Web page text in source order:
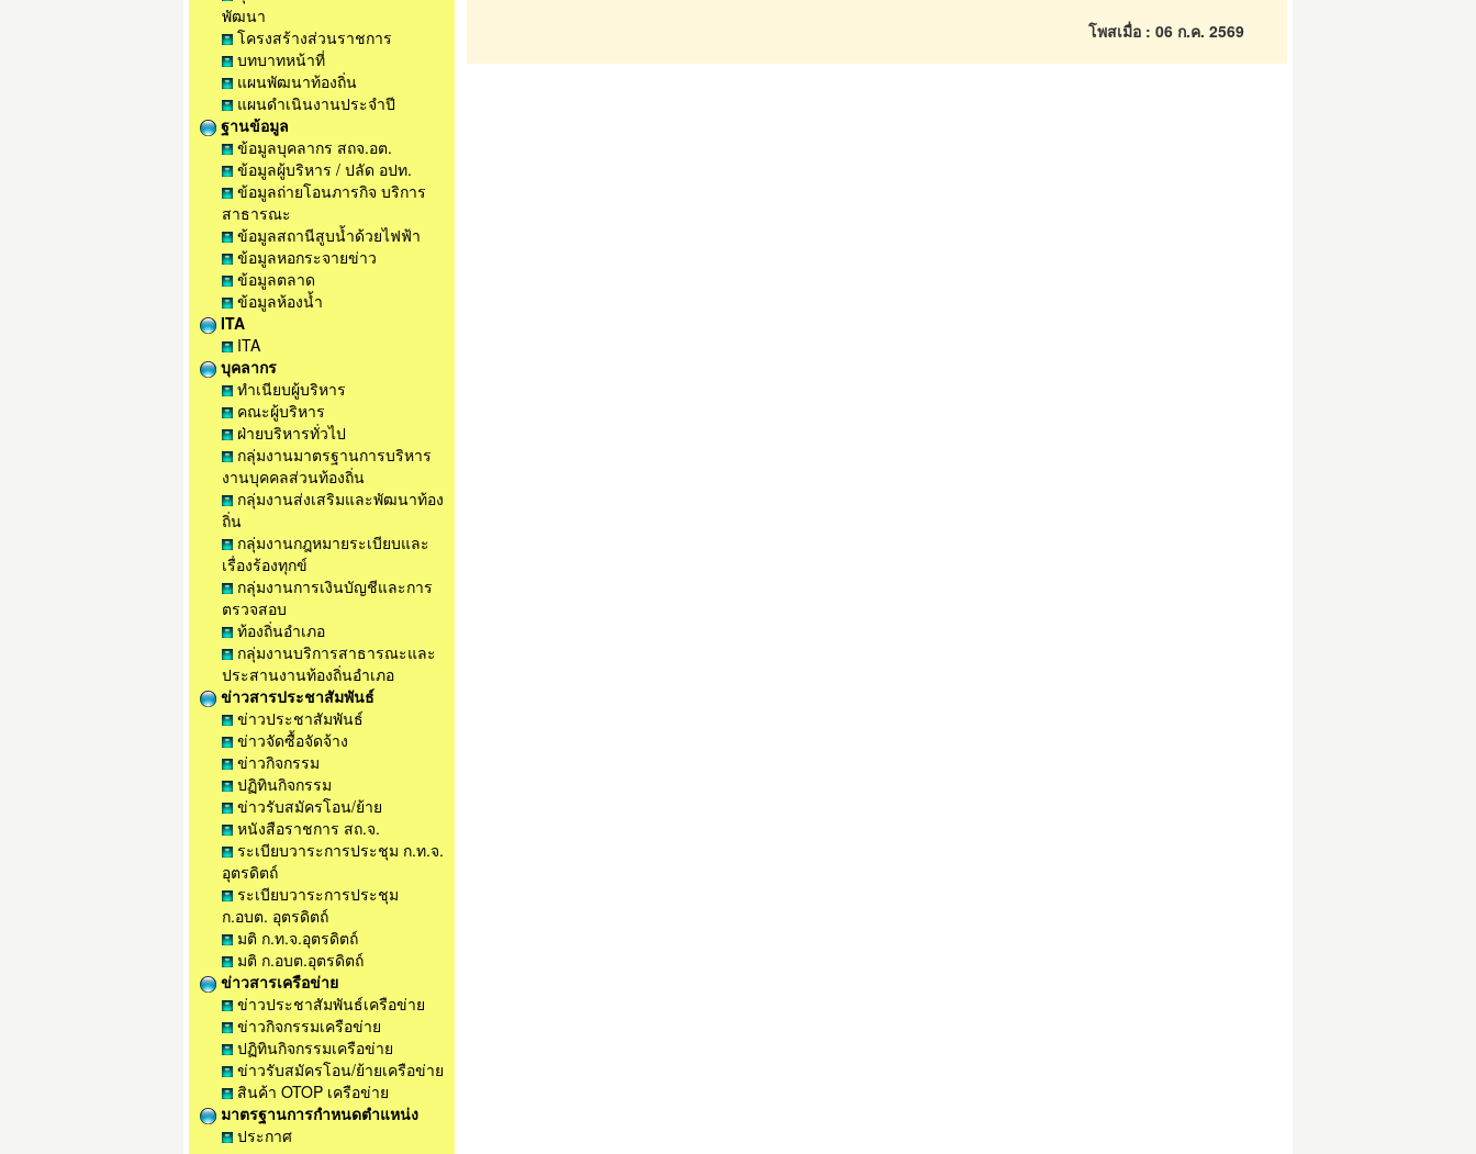
พัฒนา
โครงสร้างส่วนราชการ
บทบาทหน้าที่
แผนพัฒนาท้องถิ่น
แผนดำเนินงานประจำปี
ฐานข้อมูล
ข้อมูลบุคลากร สถจ.อต.
ข้อมูลผู้บริหาร / ปลัด อปท.
ข้อมูลถ่ายโอนภารกิจ บริการ
สาธารณะ
ข้อมูลสถานีสูบน้ำด้วยไฟฟ้า
ข้อมูลหอกระจายข่าว
ข้อมูลตลาด
ข้อมูลห้องน้ำ
ITA
ITA
บุคลากร
ทำเนียบผู้บริหาร
คณะผู้บริหาร
ฝ่ายบริหารทั่วไป
กลุ่มงานมาตรฐานการบริหาร
งานบุคคลส่วนท้องถิ่น
กลุ่มงานส่งเสริมและพัฒนาท้อง
ถิ่น
กลุ่มงานกฎหมายระเบียบและ
เรื่องร้องทุกข์
กลุ่มงานการเงินบัญชีและการ
ตรวจสอบ
ท้องถิ่นอำเภอ
กลุ่มงานบริการสาธารณะและ
ประสานงานท้องถิ่นอำเภอ
ข่าวสารประชาสัมพันธ์
ข่าวประชาสัมพันธ์
ข่าวจัดซื้อจัดจ้าง
ข่าวกิจกรรม
ปฏิทินกิจกรรม
ข่าวรับสมัครโอน/ย้าย
หนังสือราชการ สถ.จ.
ระเบียบวาระการประชุม ก.ท.จ.
อุตรดิตถ์
ระเบียบวาระการประชุม
ก.อบต. อุตรดิตถ์
มติ ก.ท.จ.อุตรดิตถ์
มติ ก.อบต.อุตรดิตถ์
ข่าวสารเครือข่าย
ข่าวประชาสัมพันธ์เครือข่าย
ข่าวกิจกรรมเครือข่าย
ปฏิทินกิจกรรมเครือข่าย
ข่าวรับสมัครโอน/ย้ายเครือข่าย
สินค้า OTOP เครือข่าย
มาตรฐานการกำหนดตำแหน่ง
ประกาศ
โพสเมื่อ : 06 ก.ค. 2569